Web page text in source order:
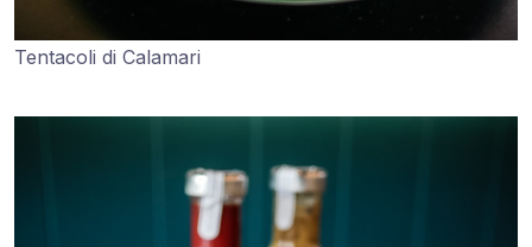
Tentacoli di Calamari